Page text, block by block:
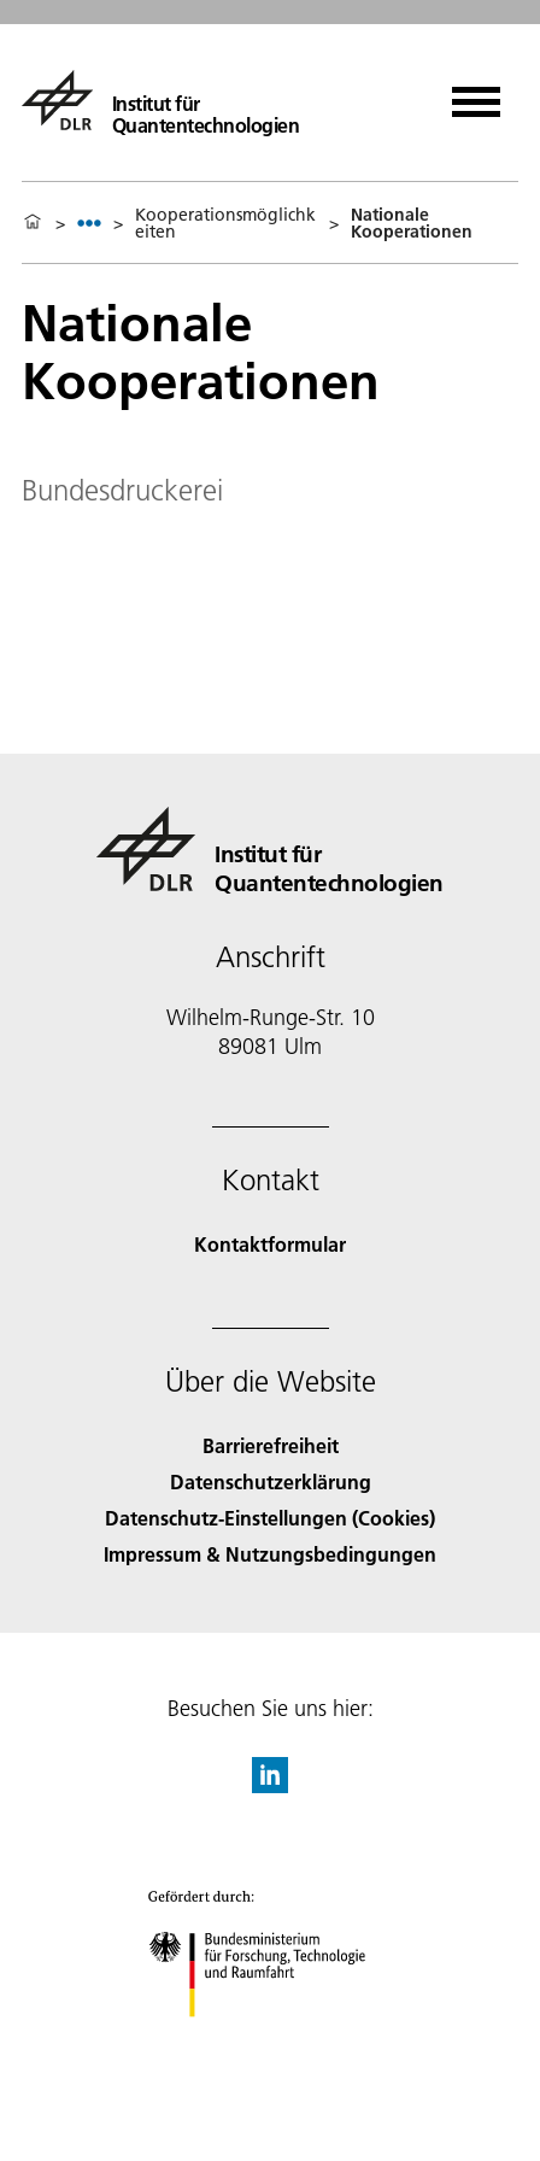
Institut für
Quantentechnologien
> > Kooperationsmöglichk
eiten > Nationale
Kooperationen
Nationale
Kooperationen
Bundesdruckerei
Institut für
Quantentechnologien
Anschrift
Wilhelm-Runge-Str. 10
89081 Ulm
Kontakt
Kontaktformular
Über die Website
Barrierefreiheit
Datenschutzerklärung
Datenschutz-Einstellungen (Cookies)
Impressum & Nutzungsbedingungen
Besuchen Sie uns hier: